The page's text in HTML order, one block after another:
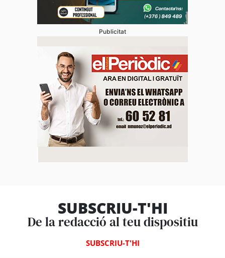
Publicitat
SUBSCRIU-T'HI
De la redacció al teu dispositiu
SUBSCRIU-T'HI